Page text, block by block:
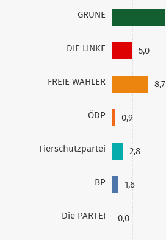
GRÜNE
DIE LINKE
FREIE WÄHLER
ÖDP
Tierschutzpartei
BP
Die PARTEI
5,0
8,7
0,9
2,8
1,6
0,0